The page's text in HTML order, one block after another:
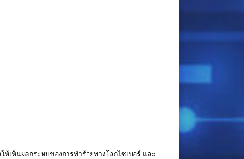
เห็นผลกระทบของการทำร้ายทางโลกไซเบอร์ และ